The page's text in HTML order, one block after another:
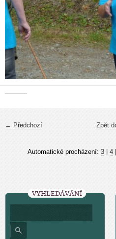
← Předchozí Zpět
Automatické procházení: 3 4
VYHLEDÁVÁNÍ